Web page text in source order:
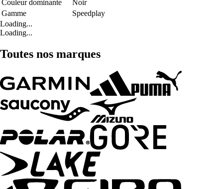
Couleur dominante
Noir
Gamme
Speedplay
Loading...
Loading...
Toutes nos marques